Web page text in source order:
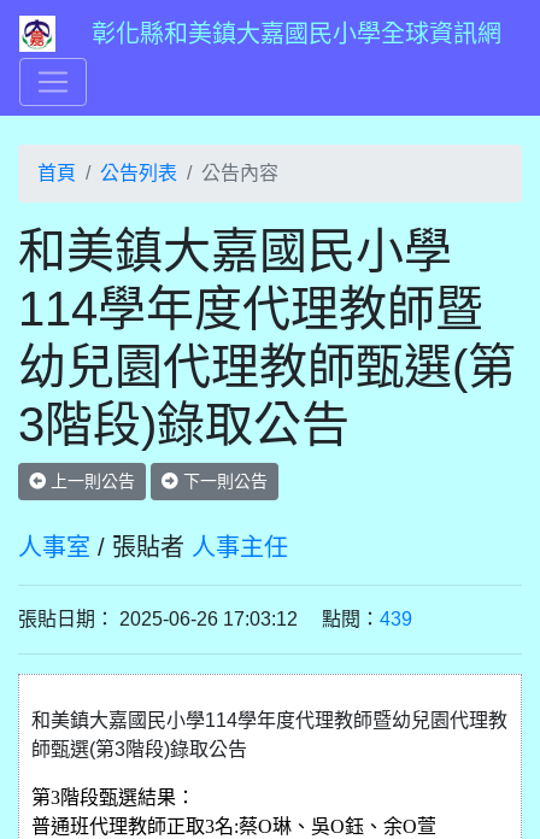
彰化縣和美鎮大嘉國民小學全球資訊網
首頁 公告列表 公告內容
和美鎮大嘉國民小學
114學年度代理教師暨
幼兒園代理教師甄選(第
3階段)錄取公告
上一則公告 下一則公告
人事室 / 張貼者 人事主任
張貼日期： 2025-06-26 17:03:12 點閱： 439
和美鎮大嘉國民小學114學年度代理教師暨幼兒園代理教
師甄選(第3階段)錄取公告
第3階段甄選結果：
普通班代理教師正取3名:蔡O琳、吳O鈺、余O萱